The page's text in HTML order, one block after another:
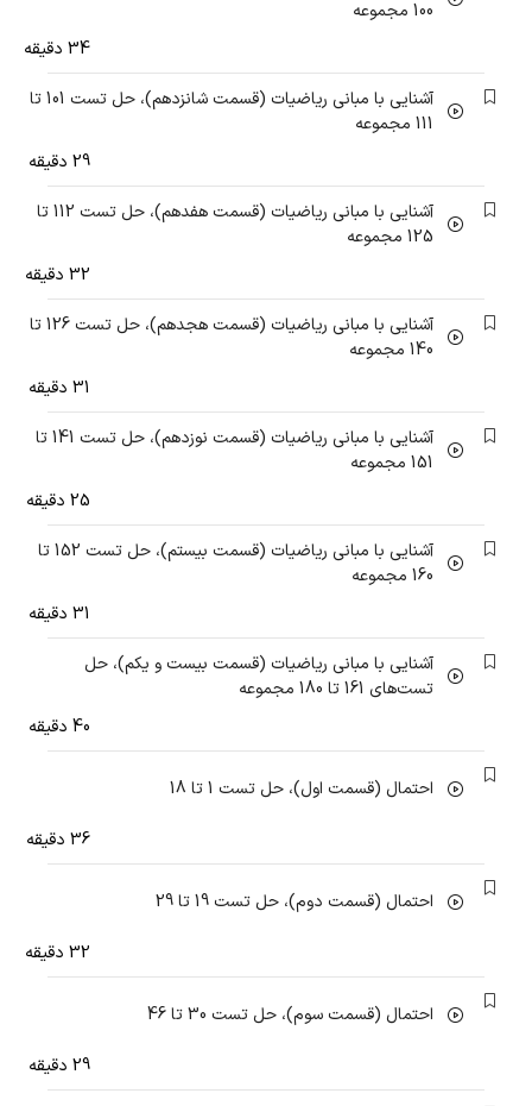
100 مجموعه
34 دقیقه
آشنایی با مبانی ریاضیات (قسمت شانزدهم)، حل تست 101 تا
111 مجموعه
29 دقیقه
آشنایی با مبانی ریاضیات (قسمت هفدهم)، حل تست 112 تا
125 مجموعه
32 دقیقه
آشنایی با مبانی ریاضیات (قسمت هجدهم)، حل تست 126 تا
140 مجموعه
31 دقیقه
آشنایی با مبانی ریاضیات (قسمت نوزدهم)، حل تست 141 تا
151 مجموعه
25 دقیقه
آشنایی با مبانی ریاضیات (قسمت بیستم)، حل تست 152 تا
160 مجموعه
31 دقیقه
آشنایی با مبانی ریاضیات (قسمت بیست و یکم)، حل
تست‌های 161 تا 180 مجموعه
40 دقیقه
احتمال (قسمت اول)، حل تست 1 تا 18
36 دقیقه
احتمال (قسمت دوم)، حل تست 19 تا 29
32 دقیقه
احتمال (قسمت سوم)، حل تست 30 تا 46
29 دقیقه